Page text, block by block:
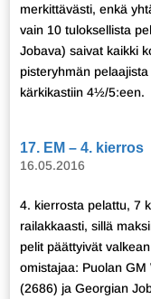
merkittävästi, enkä
vain 10 tuloksellista
Jobava) saivat kaikki
pisteryhmän
kärkikastiin 4½/5:een.
17. EM – 4. kierros
16.05.2016
4. kierrosta pelattu, 7
railakkaasti, sillä
pelit päättyivät
omistajaa: Puolan
(2686) ja Georgian